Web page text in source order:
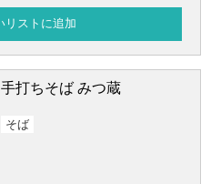
手打ちそば みつ蔵
そば